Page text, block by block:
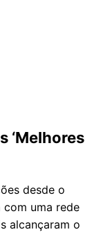
‘Melhores
desde o
uma rede
alcançaram o